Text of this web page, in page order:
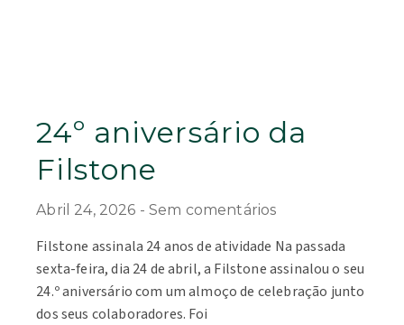
24º aniversário da
Filstone
Abril 24, 2026 Sem comentários
Filstone assinala 24 anos de atividade Na passada
sexta-feira, dia 24 de abril, a Filstone assinalou o seu
24.º aniversário com um almoço de celebração junto
dos seus colaboradores. Foi